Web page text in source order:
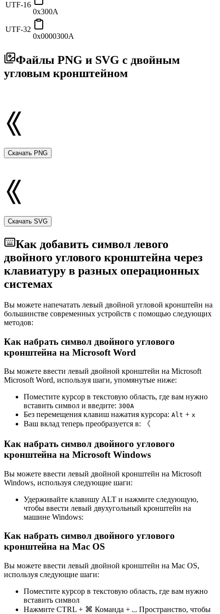
UTF-16
0x300A
UTF-32
0x0000300A
Файлы PNG и SVG с двойным
угловым кронштейном
Скачать PNG
Скачать SVG
Как добавить символ левого
двойного углового кронштейна через
клавиатуру в разных операционных
системах
Вы можете напечатать левый двойной угловой кронштейн на
большинстве современных устройств с помощью следующих
методов:
Как набрать символ двойного углового
кронштейна на Microsoft Word
Вы можете ввести левый двойной кронштейн на Microsoft
Microsoft Word, используя шаги, упомянутые ниже:
Поместите курсор в текстовую область, где вам нужно
вставить символ и введите: 300A
Без перемещения клавиш нажатия курсора: Alt + x
Ваш вклад теперь преобразуется в: 《
Как набрать символ двойного углового
кронштейна на Microsoft Windows
Вы можете ввести левый двойной кронштейн на Microsoft
Windows, используя следующие шаги:
Удерживайте клавишу ALT и нажмите следующую,
чтобы ввести левый двухугольный кронштейн на
машине Windows:
Как набрать символ двойного углового
кронштейна на Mac OS
Вы можете ввести левый двойной кронштейн на Mac OS,
используя следующие шаги:
Поместите курсор в текстовую область, где вам нужно
вставить символ
Нажмите CTRL + ⌘ Команда + ⎵ Пространство, чтобы